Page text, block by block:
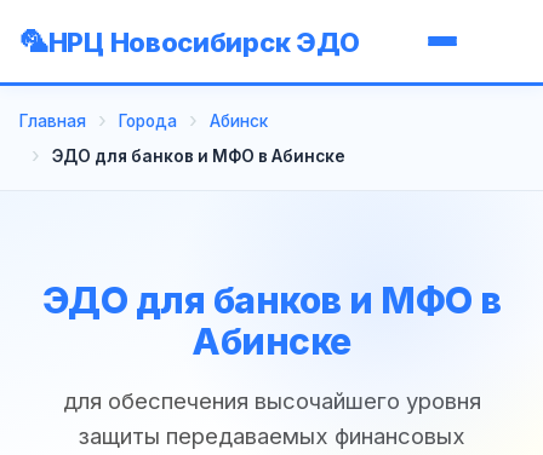
НРЦ Новосибирск ЭДО
Главная Города
Абинск
ЭДО для банков и МФО в Абинске
ЭДО для банков и МФО в
Абинске
для обеспечения высочайшего уровня
защиты передаваемых финансовых